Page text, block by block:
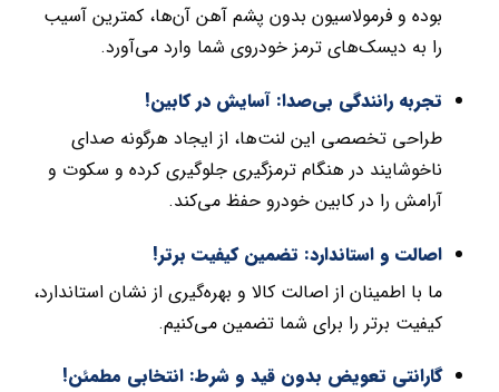
بوده و فرمولاسیون بدون پشم آهن آن‌ها، کمترین آسیب
را به دیسک‌های ترمز خودروی شما وارد می‌آورد.
تجربه رانندگی بی‌صدا: آسایش در کابین!
طراحی تخصصی این لنت‌ها، از ایجاد هرگونه صدای
ناخوشایند در هنگام ترمزگیری جلوگیری کرده و سکوت و
آرامش را در کابین خودرو حفظ می‌کند.
اصالت و استاندارد: تضمین کیفیت برتر!
ما با اطمینان از اصالت کالا و بهره‌گیری از نشان استاندارد،
کیفیت برتر را برای شما تضمین می‌کنیم.
گارانتی تعویض بدون قید و شرط: انتخابی مطمئن!